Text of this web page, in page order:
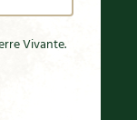
Vivante.